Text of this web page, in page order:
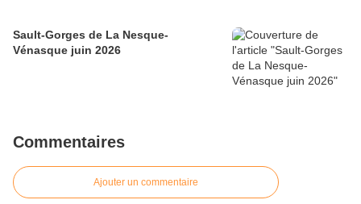
Sault-Gorges de La Nesque-
Vénasque juin 2026
Commentaires
Ajouter un commentaire